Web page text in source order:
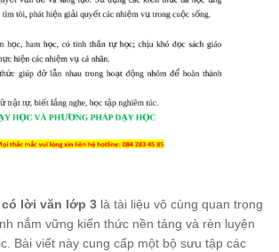
lời văn lớp 3 là tài liệu vô cùng quan trọng
nắm vững kiến thức nền tảng và rèn luyện
Bài viết này cung cấp một bộ sưu tập các